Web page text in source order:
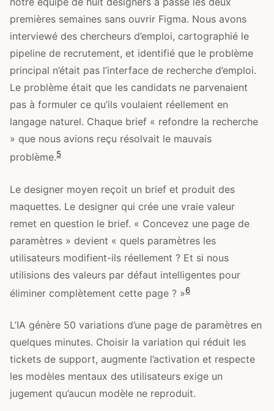
premières semaines sans ouvrir Figma. Nous avons
interviewé des chercheurs d’emploi, cartographié le
pipeline de recrutement, et identifié que le problème
principal n’était pas l’interface de recherche d’emploi.
Le problème était que les candidats ne parvenaient
pas à formuler ce qu’ils voulaient réellement en
langage naturel. Chaque brief « refondre la recherche
» que nous avions reçu résolvait le mauvais
problème.5
Le designer moyen reçoit un brief et produit des
maquettes. Le designer qui crée une vraie valeur
remet en question le brief. « Concevez une page de
paramètres » devient « quels paramètres les
utilisateurs modifient-ils réellement ? Et si nous
utilisions des valeurs par défaut intelligentes pour
éliminer complètement cette page ? »6
L’IA génère 50 variations d’une page de paramètres en
quelques minutes. Choisir la variation qui réduit les
tickets de support, augmente l’activation et respecte
les modèles mentaux des utilisateurs exige un
jugement qu’aucun modèle ne reproduit.